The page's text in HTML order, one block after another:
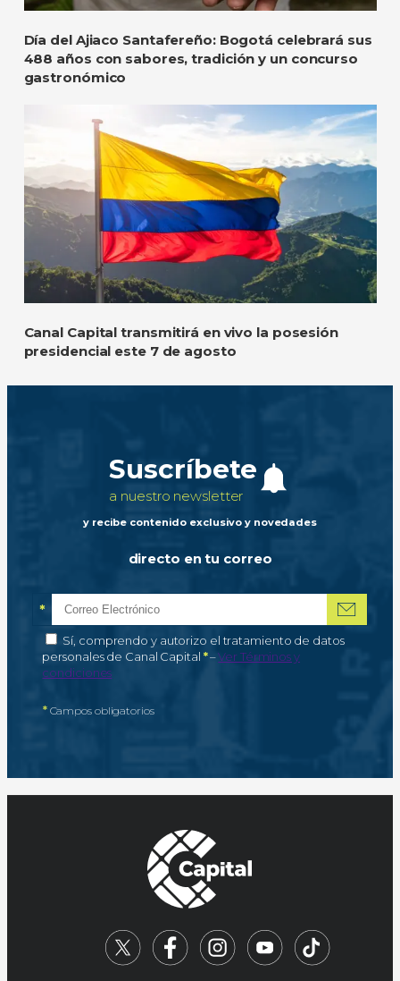
Día del Ajiaco Santafereño: Bogotá celebrará sus
488 años con sabores, tradición y un concurso
gastronómico
Canal Capital transmitirá en vivo la posesión
presidencial este 7 de agosto
Suscríbete
a nuestro newsletter
y recibe contenido exclusivo y novedades
directo en tu correo
Correo electrónico
*Campo obligatorio
Autorización de tratamiento de datos personales
Sí, comprendo y autorizo el tratamiento de datos
personales de Canal Capital *–Campo obligatorio
Ver Términos y
condiciones
*Campos obligatorios